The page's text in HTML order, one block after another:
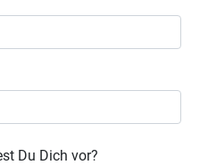
Du Dich vor?